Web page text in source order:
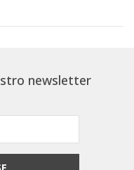
newsletter